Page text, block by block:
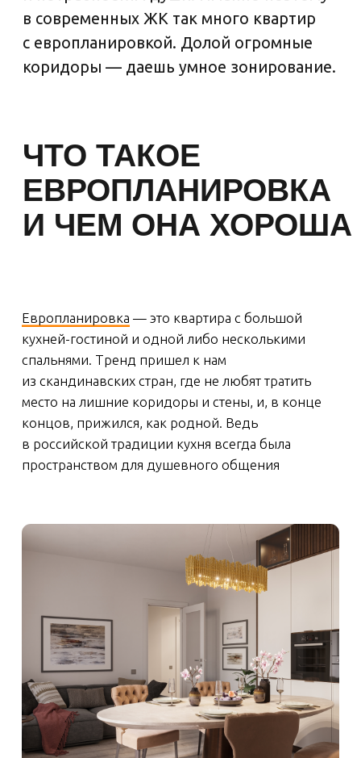
друзей или устроить семейные посиделки.
Потому и растет спрос на квартиры, где площадь
кухни-гостиной в среднем почти 18 кв.м.
Еще одна сильная сторона европланировки —
рациональное использование каждого
квадратного метра. Ниши в стенах, чтобы
установить шкафы-купе или сделать
гардеробные, комфортные совмещенные
санузлы в квартирах, небольшие коридоры при
больших комнатах — все это удобно и дает
простор для интересных дизайнерских решений